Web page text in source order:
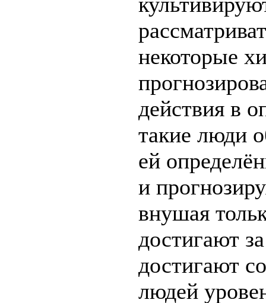
некоторые
действия в
такие люди
ей
и
внушая
достигают
достигают
людей